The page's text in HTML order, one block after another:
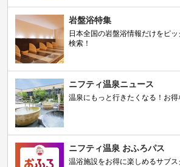
岩盤浴特集
日本全国の岩盤浴情報だけをピ
検索！
ニフティ温泉ニュース
温泉にもっと行きたくなる！お
ニフティ温泉 おふろパス
温浴施設をお得に楽しめるサブ